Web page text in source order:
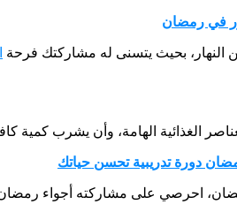
في رمضان
النهار، بحيث يتسنى له مشاركتك فرحة
الغذائية الهامة، وأن يشرب كمية
دورة تدريبية تحسن حياتك
احرصي على مشاركته أجواء